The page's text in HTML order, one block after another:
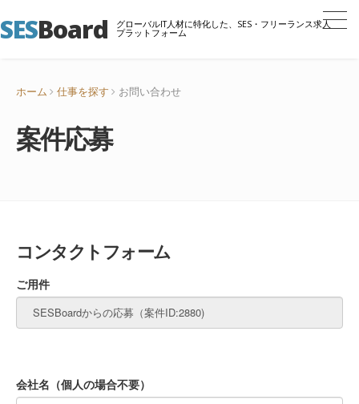
SESBoard グローバルIT人材に特化した、SES・フリーランス求人
プラットフォーム
ホーム 仕事を探す お問い合わせ
案件応募
コンタクトフォーム
ご用件
会社名（個人の場合不要）